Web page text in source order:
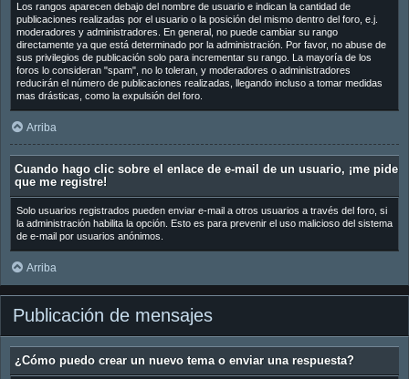
Los rangos aparecen debajo del nombre de usuario e indican la cantidad de
publicaciones realizadas por el usuario o la posición del mismo dentro del foro, e.j.
moderadores y administradores. En general, no puede cambiar su rango
directamente ya que está determinado por la administración. Por favor, no abuse de
sus privilegios de publicación solo para incrementar su rango. La mayoría de los
foros lo consideran "spam", no lo toleran, y moderadores o administradores
reducirán el número de publicaciones realizadas, llegando incluso a tomar medidas
mas drásticas, como la expulsión del foro.
Arriba
Cuando hago clic sobre el enlace de e-mail de un usuario, ¡me pide
que me registre!
Solo usuarios registrados pueden enviar e-mail a otros usuarios a través del foro, si
la administración habilita la opción. Esto es para prevenir el uso malicioso del sistema
de e-mail por usuarios anónimos.
Arriba
Publicación de mensajes
¿Cómo puedo crear un nuevo tema o enviar una respuesta?